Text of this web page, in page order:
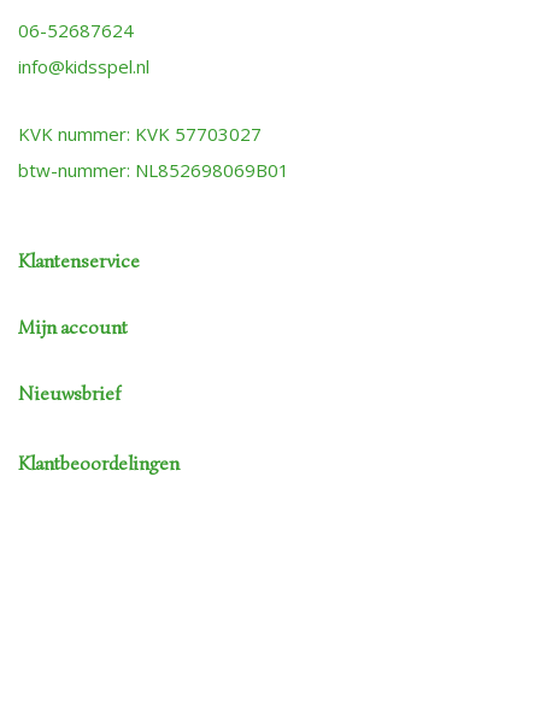
06-52687624
info@kidsspel.nl
KVK nummer: KVK 57703027
btw-nummer: NL852698069B01
Klantenservice
Mijn account
Nieuwsbrief
Klantbeoordelingen